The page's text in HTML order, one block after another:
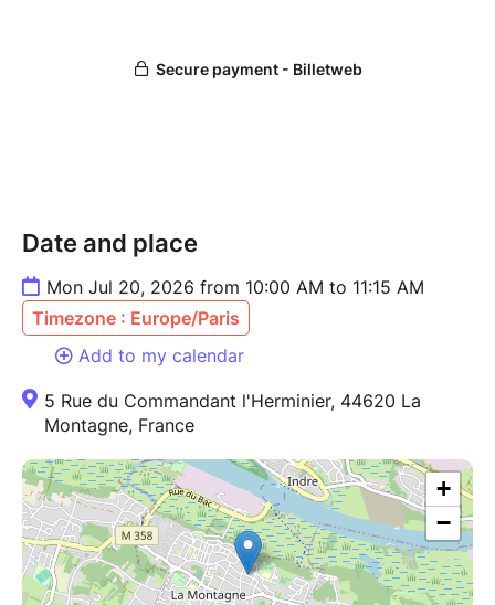
⏳ Durée : 1h15
Date and place
Mon Jul 20, 2026 from 10:00 AM to 11:15 AM
Timezone : Europe/Paris
Add to my calendar
5 Rue du Commandant l'Herminier, 44620 La
Montagne, France
+
−